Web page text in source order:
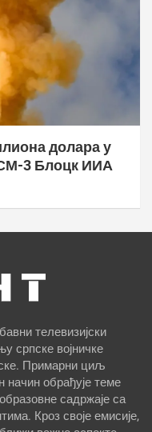
долара у
3 Блоцк ИИА
телевизијски
српске војничке
Примарни циљ
начин обрађује теме
садржаје са
Кроз своје емисије,